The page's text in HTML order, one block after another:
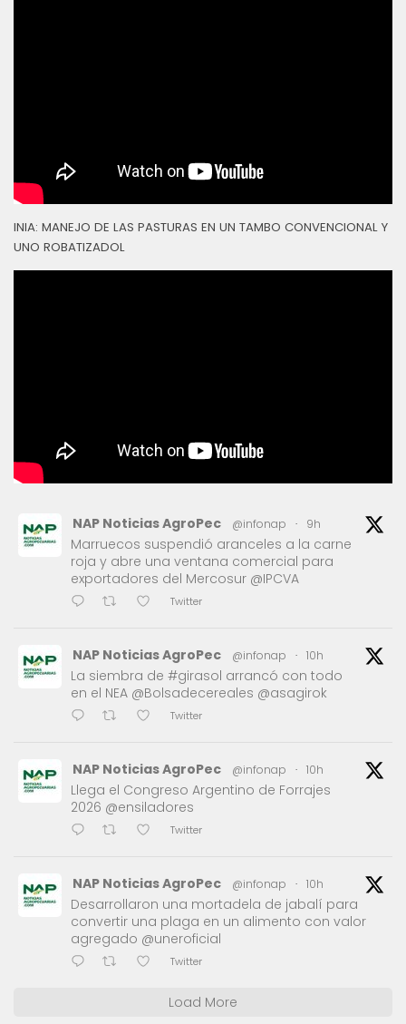
INIA: MANEJO DE LAS PASTURAS EN UN TAMBO CONVENCIONAL Y
UNO ROBATIZADOL
NAP Noticias AgroPec @infonap · 9h
Marruecos suspendió aranceles a la carne
roja y abre una ventana comercial para
exportadores del Mercosur @IPCVA
Twitter
NAP Noticias AgroPec @infonap · 10h
La siembra de #girasol arrancó con todo
en el NEA @Bolsadecereales @asagirok
Twitter
NAP Noticias AgroPec @infonap · 10h
Llega el Congreso Argentino de Forrajes
2026 @ensiladores
Twitter
NAP Noticias AgroPec @infonap · 10h
Desarrollaron una mortadela de jabalí para
convertir una plaga en un alimento con valor
agregado @uneroficial
Twitter
Load More